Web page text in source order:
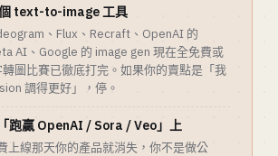
text-to-image 工具
、Flux、Recraft、OpenAI 的
AI、Google 的 image gen 現在全免費或
圖比賽已徹底打完。如果你的賣點是「我
調得更好」，停。
跑贏 OpenAI / Sora / Veo」上
上線那天你的產品就消失，你不是做公